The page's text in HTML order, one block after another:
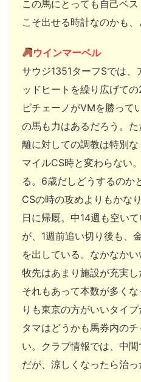
この馬にとっても自己ベ
こそ出せる時計なのかも、
ウインマーベル
サウジ1351ターフSでは
ッドヒートを繰り広げて
ピチェーノがVMを勝って
の馬も力はあるだろう。
離に対しての調教は特別
マイルCS時と変わらない
る。6歳だしどうするのか
CSの時の攻めよりもかな
日に帰厩。中14週も空い
が、1週前追い切り後も、
を出している。なかなか
牧先はあまり施設が充実し
それもあって本数が多く
りも東京の方がいいタイ
タマはどうかも馬券内の
い。クラブ情報では、中
だが、涼しくなったら治っ